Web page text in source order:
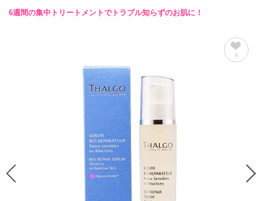
6週間の集中トリートメントでトラブル知らずのお肌に！
4